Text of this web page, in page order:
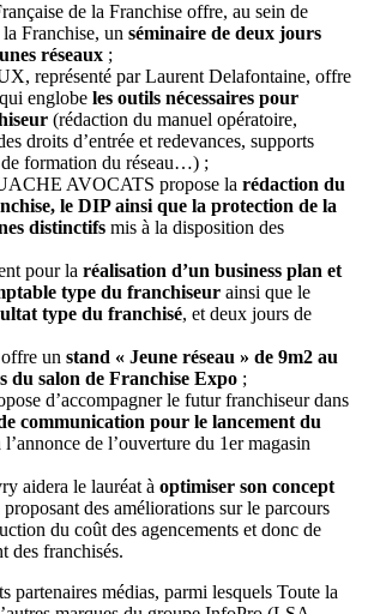
de la Franchise offre, au sein de
Franchise, un séminaire de deux jours
réseaux ;
représenté par Laurent Delafontaine, offre
englobe les outils nécessaires pour
(rédaction du manuel opératoire,
droits d’entrée et redevances, supports
de formation du réseau…) ;
AVOCATS propose la rédaction du
le DIP ainsi que la protection de la
distinctifs mis à la disposition des
pour la réalisation d’un business plan et
type du franchiseur ainsi que le
type du franchisé, et deux jours de
un stand « Jeune réseau » de 9m2 au
du salon de Franchise Expo ;
d’accompagner le futur franchiseur dans
communication pour le lancement du
l’annonce de l’ouverture du 1er magasin
aidera le lauréat à optimiser son concept
proposant des améliorations sur le parcours
du coût des agencements et donc de
des franchisés.
partenaires médias, parmi lesquels Toute la